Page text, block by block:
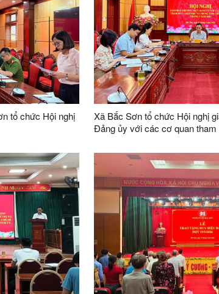
tổ chức Hội nghị
Xã Bắc Sơn tổ chức Hội nghị
Đảng ủy với các cơ quan